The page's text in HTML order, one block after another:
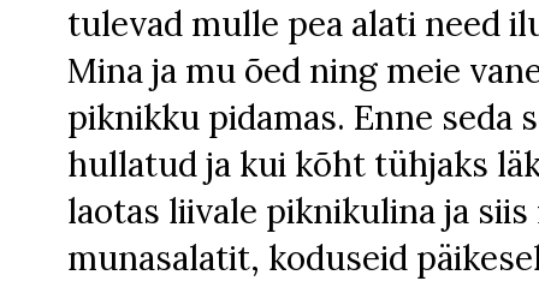
tulevad mulle pea alati need
Mina ja mu õed ning meie
piknikku pidamas. Enne seda
hullatud ja kui kõht tühjaks
laotas liivale piknikulina ja
munasalatit, koduseid